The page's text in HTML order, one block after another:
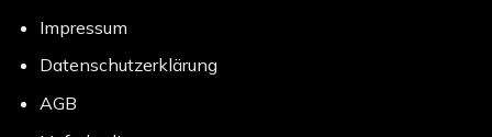
Impressum
Datenschutzerklärung
AGB